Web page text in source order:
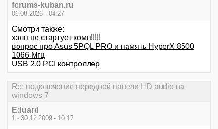
forums-kuban.ru
06.08.2026 - 04:27
Смотри также:
хэлп не стартует комп!!!!!
вопрос про Asus 5PQL PRO и память HyperX 8500
1066 Мгц
USB 2.0 PCI контроллер
Re: подключение передней панели HD audio на
windows 7
Eduard
1 - 30.12.2009 - 10:17